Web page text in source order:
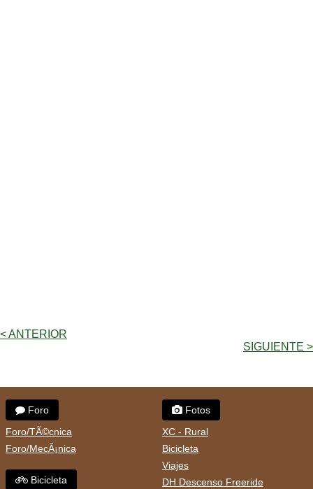
< ANTERIOR
SIGUIENTE >
Foro
Foro/TÃ©cnica
Foro/MecÃ¡nica
Bicicleta
Fotos
XC - Rural
Bicicleta
Viajes
DH Descenso Freeride